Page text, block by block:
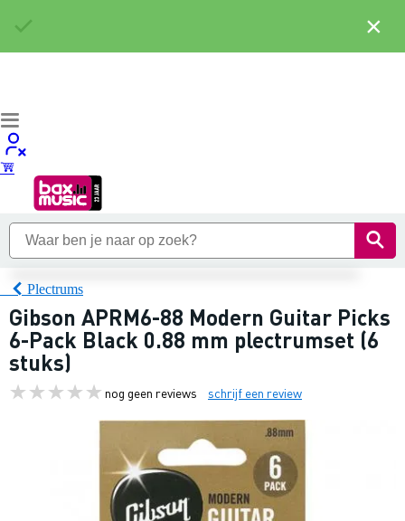
Plectrums
Gibson APRM6-88 Modern Guitar Picks
6-Pack Black 0.88 mm plectrumset (6
stuks)
nog geen reviews schrijf een review
×